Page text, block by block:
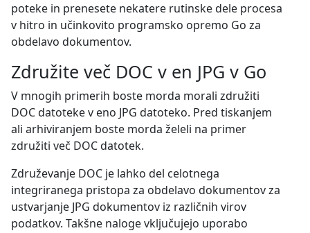
poteke in prenesete nekatere rutinske dele procesa
v hitro in učinkovito programsko opremo Go za
obdelavo dokumentov.
Združite več DOC v en JPG v Go
V mnogih primerih boste morda morali združiti
DOC datoteke v eno JPG datoteko. Pred tiskanjem
ali arhiviranjem boste morda želeli na primer
združiti več DOC datotek.
Združevanje DOC je lahko del celotnega
integriranega pristopa za obdelavo dokumentov za
ustvarjanje JPG dokumentov iz različnih virov
podatkov. Takšne naloge vključujejo uporabo